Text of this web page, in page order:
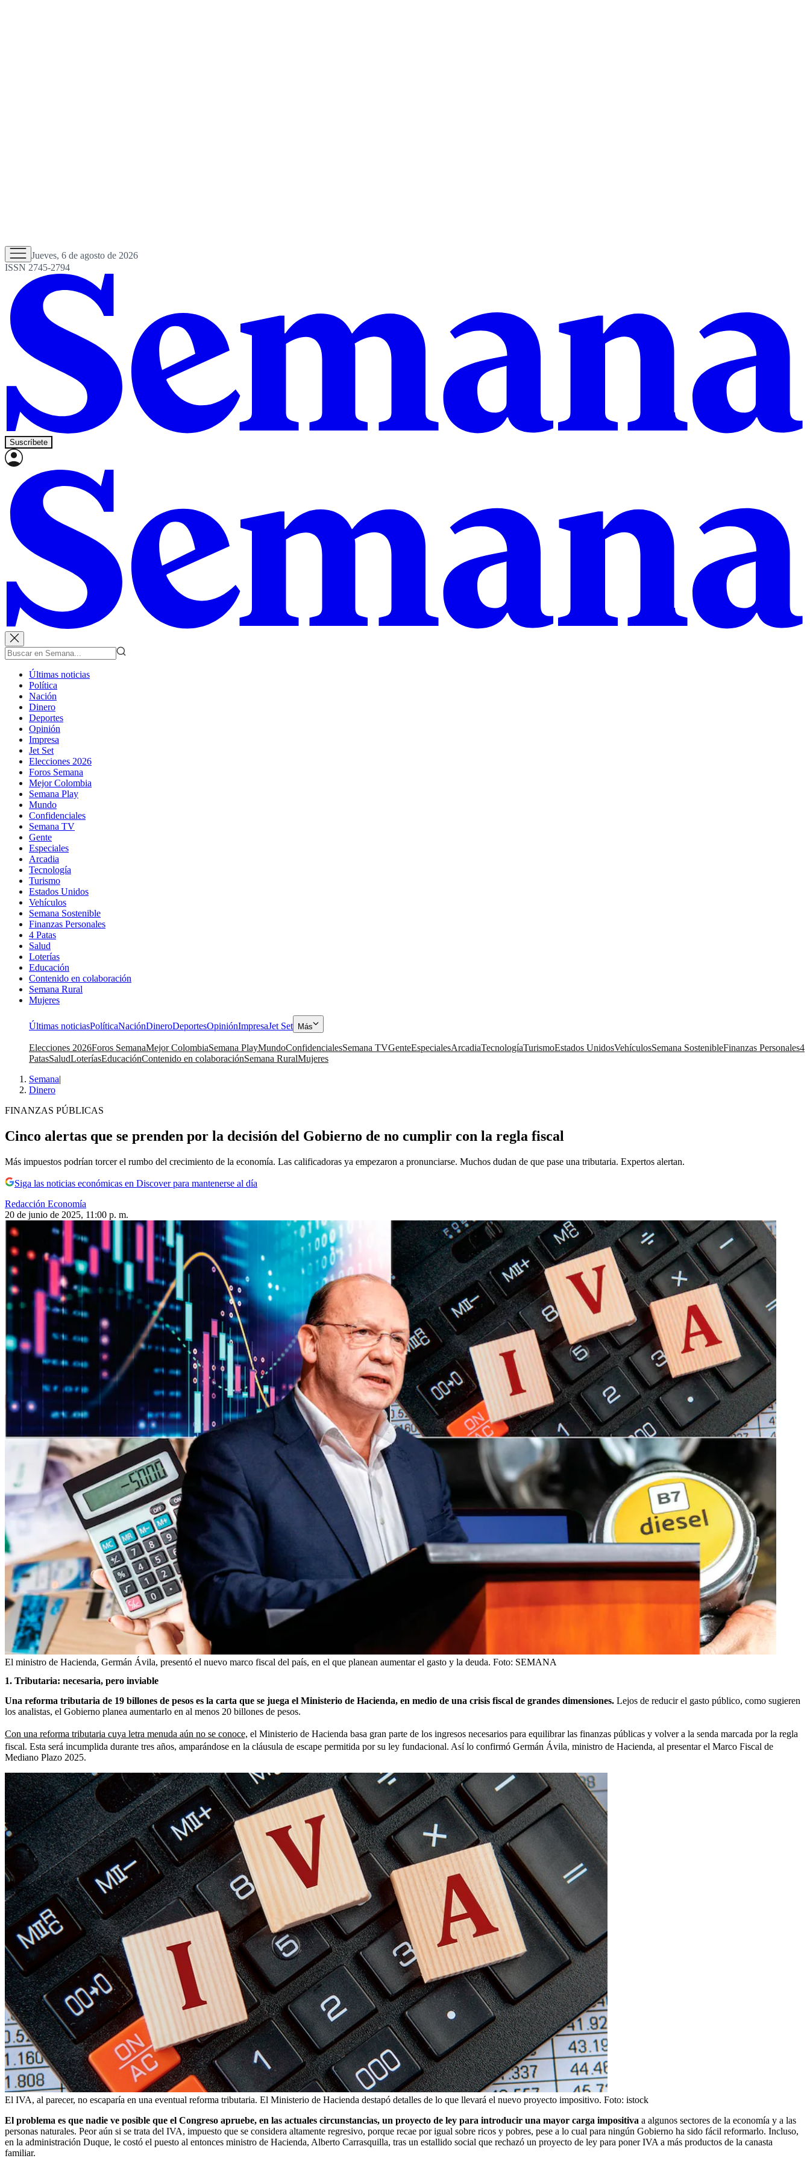
Jueves, 6 de agosto de 2026
ISSN 2745-2794
Suscríbete
Últimas noticias
Política
Nación
Dinero
Deportes
Opinión
Impresa
Jet Set
Elecciones 2026
Foros Semana
Mejor Colombia
Semana Play
Mundo
Confidenciales
Semana TV
Gente
Especiales
Arcadia
Tecnología
Turismo
Estados Unidos
Vehículos
Semana Sostenible
Finanzas Personales
4 Patas
Salud
Loterías
Educación
Contenido en colaboración
Semana Rural
Mujeres
Últimas noticiasPolíticaNaciónDineroDeportesOpiniónImpresaJet Set Más
Elecciones 2026Foros SemanaMejor ColombiaSemana PlayMundoConfidencialesSemana TVGenteEspecialesArcadiaTecnologíaTurismoEstados UnidosVehículosSemana SostenibleFinanzas Personales4
PatasSaludLoteríasEducaciónContenido en colaboraciónSemana RuralMujeres
Semana|
Dinero
FINANZAS PÚBLICAS
Cinco alertas que se prenden por la decisión del Gobierno de no cumplir con la regla fiscal
Más impuestos podrían torcer el rumbo del crecimiento de la economía. Las calificadoras ya empezaron a pronunciarse. Muchos dudan de que pase una tributaria. Expertos alertan.
Siga las noticias económicas en Discover para mantenerse al día
Redacción Economía
20 de junio de 2025, 11:00 p. m.
El ministro de Hacienda, Germán Ávila, presentó el nuevo marco fiscal del país, en el que planean aumentar el gasto y la deuda. Foto: SEMANA
1. Tributaria: necesaria, pero inviable
Una reforma tributaria de 19 billones de pesos es la carta que se juega el Ministerio de Hacienda, en medio de una crisis fiscal de grandes dimensiones. Lejos de reducir el gasto público, como sugieren
los analistas, el Gobierno planea aumentarlo en al menos 20 billones de pesos.
Con una reforma tributaria cuya letra menuda aún no se conoce, el Ministerio de Hacienda basa gran parte de los ingresos necesarios para equilibrar las finanzas públicas y volver a la senda marcada por la regla
fiscal. Esta será incumplida durante tres años, amparándose en la cláusula de escape permitida por su ley fundacional. Así lo confirmó Germán Ávila, ministro de Hacienda, al presentar el Marco Fiscal de
Mediano Plazo 2025.
El IVA, al parecer, no escaparía en una eventual reforma tributaria. El Ministerio de Hacienda destapó detalles de lo que llevará el nuevo proyecto impositivo. Foto: istock
El problema es que nadie ve posible que el Congreso apruebe, en las actuales circunstancias, un proyecto de ley para introducir una mayor carga impositiva a algunos sectores de la economía y a las
personas naturales. Peor aún si se trata del IVA, impuesto que se considera altamente regresivo, porque recae por igual sobre ricos y pobres, pese a lo cual para ningún Gobierno ha sido fácil reformarlo. Incluso,
en la administración Duque, le costó el puesto al entonces ministro de Hacienda, Alberto Carrasquilla, tras un estallido social que rechazó un proyecto de ley para poner IVA a más productos de la canasta
familiar.